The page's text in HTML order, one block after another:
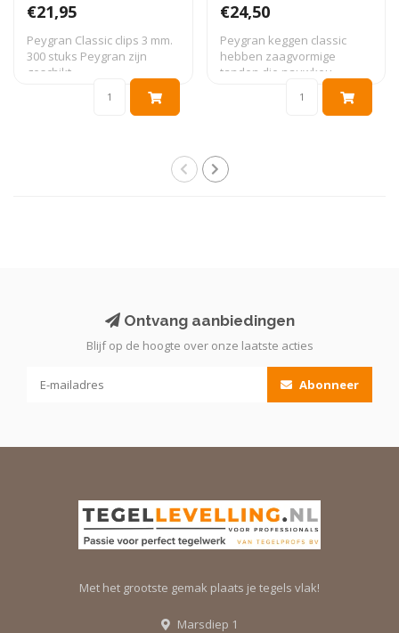
€21,95
Peygran Classic clips 3 mm.
300 stuks Peygran zijn
geschikt ..
€24,50
Peygran keggen classic
hebben zaagvormige
tanden die nauwkeu..
Ontvang aanbiedingen
Blijf op de hoogte over onze laatste acties
Abonneer
Met het grootste gemak plaats je tegels vlak!
Marsdiep 1